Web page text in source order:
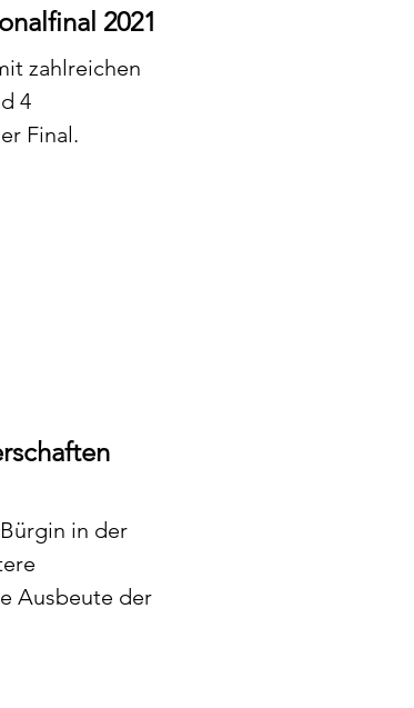
2021
zahlreichen
4
Final.
in der
Ausbeute der